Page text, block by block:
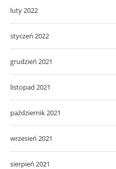
luty 2022
styczeń 2022
grudzień 2021
listopad 2021
październik 2021
wrzesień 2021
sierpień 2021